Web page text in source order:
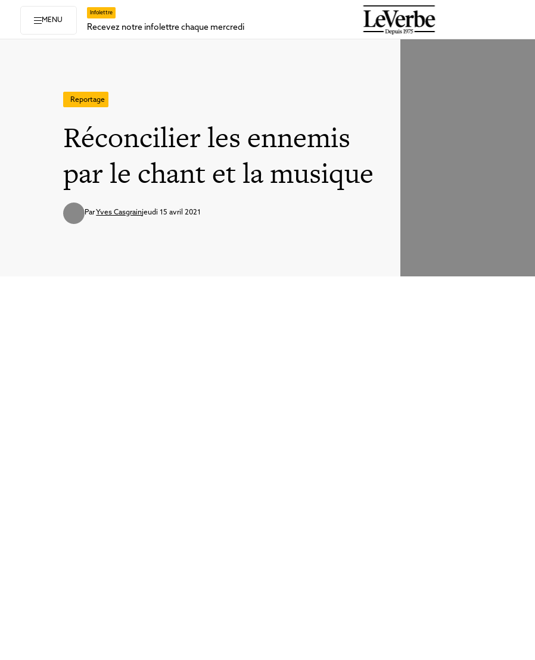
Infolettre
Recevez notre infolettre chaque mercredi
MENU
Reportage
Réconcilier les ennemis
par le chant et la musique
ParYves Casgrainjeudi 15 avril 2021